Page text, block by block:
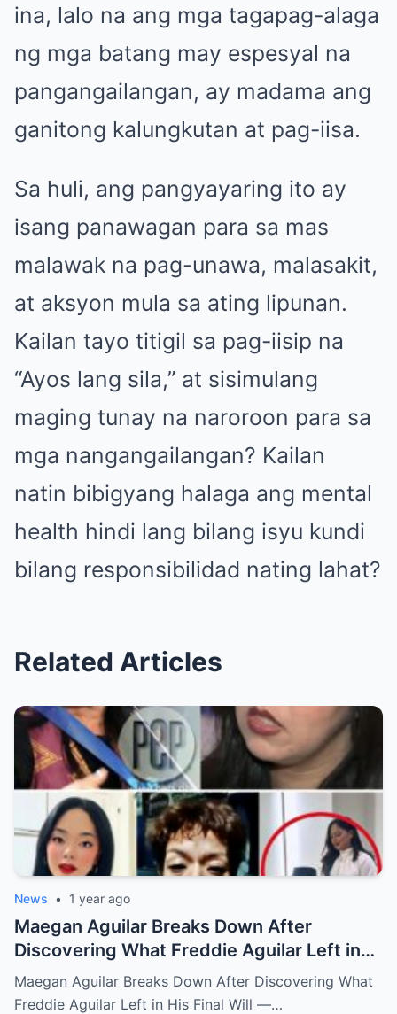
ina, lalo na ang mga tagapag-alaga
ng mga batang may espesyal na
pangangailangan, ay madama ang
ganitong kalungkutan at pag-iisa.
Sa huli, ang pangyayaring ito ay
isang panawagan para sa mas
malawak na pag-unawa, malasakit,
at aksyon mula sa ating lipunan.
Kailan tayo titigil sa pag-iisip na
“Ayos lang sila,” at sisimulang
maging tunay na naroroon para sa
mga nangangailangan? Kailan
natin bibigyang halaga ang mental
health hindi lang bilang isyu kundi
bilang responsibilidad nating lahat?
Related Articles
News • 1 year ago
Maegan Aguilar Breaks Down After
Discovering What Freddie Aguilar Left in
His Final Will — Shocking Details Revealed!
Maegan Aguilar Breaks Down After Discovering What
Freddie Aguilar Left in His Final Will —…